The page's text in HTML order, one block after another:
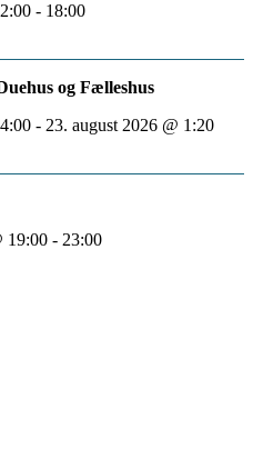
- 18:00
og Fælleshus
- 23. august 2026 @ 1:20
19:00 - 23:00